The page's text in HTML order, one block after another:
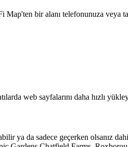
Map'ten bir alanı telefonunuza veya
web sayfalarını daha hızlı
ya da sadece geçerken olsanız